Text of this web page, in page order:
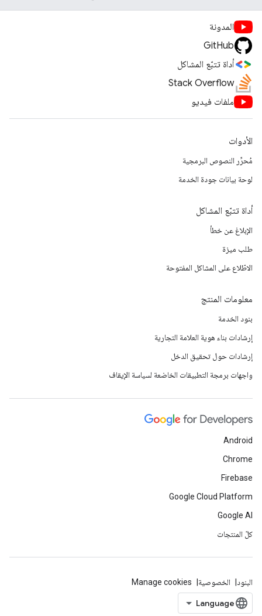
المدونة
GitHub
أداة تتبّع المشاكل
Stack Overflow
ملفات فيديو
الأدوات
مُحرِّر النصوص البرمجية
لوحة بيانات جودة الخدمة
أداة تتبّع المشاكل
الإبلاغ عن خطأ
طلب ميزة
الاطّلاع على المشاكل المفتوحة
معلومات المنتج
بنود الخدمة
إرشادات بناء هوية العلامة التجارية
إرشادات حول تحقيق الدخل
واجهات برمجة التطبيقات الخاضعة لسياسة الإيقاف
Android
Chrome
Firebase
Google Cloud Platform
Google AI
كلّ المنتجات
البنود الخصوصية Manage cookies